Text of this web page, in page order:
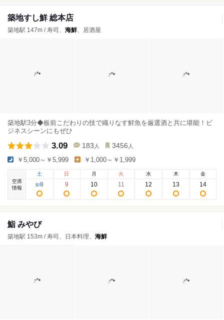
築地すし鮮 総本店
築地駅 147m / 寿司、 海鮮、居酒屋
築地駅3分◆板前こだわりの技で織りなす鮮魚を厳選酒と共に堪能！ビ
ジネスシーンにもぜひ
3.09 183 人 3456 人
￥5,000～￥5,999 ￥1,000～￥1,999
空席
情報
土
8/8
日
9
月
10
火
11
水
12
木
13
金
14
鮨 みやび
築地駅 153m / 寿司、日本料理、 海鮮